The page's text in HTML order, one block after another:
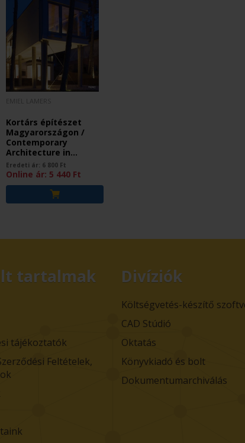
Kortárs építészet
Magyarországon /
Contemporary
Architecture in
Hungary
Eredeti ár: 6 800 Ft
Online ár: 5 440 Ft
tartalmak
tájékoztatók
Feltételek,
Divíziók
Költségvetés-készítő
CAD Stúdió
Oktatás
Könyvkiadó és bolt
Dokumentumarchiválás